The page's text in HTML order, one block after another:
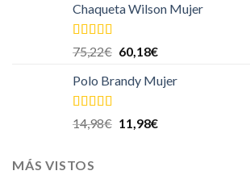
Chaqueta Wilson Mujer
Valorado en
5.00
75,22€ 60,18€
Polo Brandy Mujer
Valorado en
5.00
14,98€ 11,98€
MÁS VISTOS